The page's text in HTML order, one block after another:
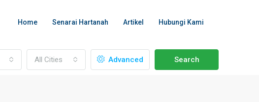
Home Senarai Hartanah Artikel Hubungi Kami
All Cities Advanced Search